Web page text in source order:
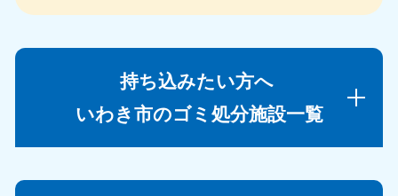
持ち込みたい方へ
いわき市のゴミ処分施設一覧